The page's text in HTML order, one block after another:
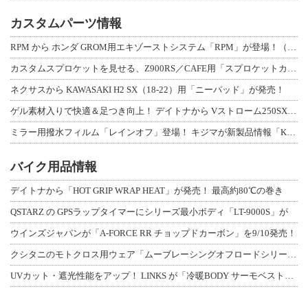
カスタムパーツ情報
ネクサスから KAWASAKI H2 SX（18-22）用「ニーパッド」が発売！
バイク用品情報
デイトナから「HOT GRIP WRAP HEAT」が発売！ 最高約80℃の巻き
QSTARZ の GPSラップタイマーにシリーズ最小ボディ「LT-9000S」が
ウインズジャパンが「A-FORCE RR チョップドカーボン」を9/10発売！